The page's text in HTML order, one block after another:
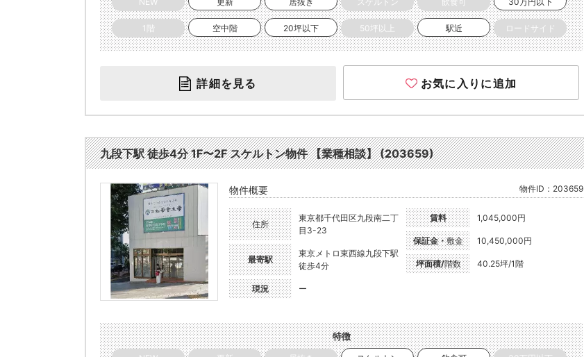
1階 空中階 20坪以下 50坪以上 駅近 ロードサイド
詳細を見る お気に入りに追加
九段下駅 徒歩4分 1F〜2F スケルトン物件 【業種相談】 (203659)
物件概要 物件ID：203659
住所
東京都千代田区九段南二丁
目3-23
最寄駅
東京メトロ東西線九段下駅
徒歩4分
現況 ー
賃料 1,045,000円
保証金・敷金 10,450,000円
坪面積/階数 40.25坪/1階
特徴